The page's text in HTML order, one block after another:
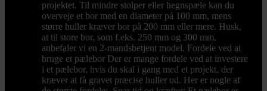
projektet. Til mindre stolper eller hegnspæle kan du
overveje et bor med en diameter på 100 mm, mens
større huller kræver bor på 200 mm eller mere. Husk,
at til store bor, som f.eks. 250 mm og 300 mm,
anbefaler vi en 2-mandsbetjent model. Fordele ved at
bruge et pælebor Der er mange fordele ved at investere
i et pælebor, hvis du skal i gang med et projekt, der
kræver at få gravet præcise huller ud. Her er nogle af